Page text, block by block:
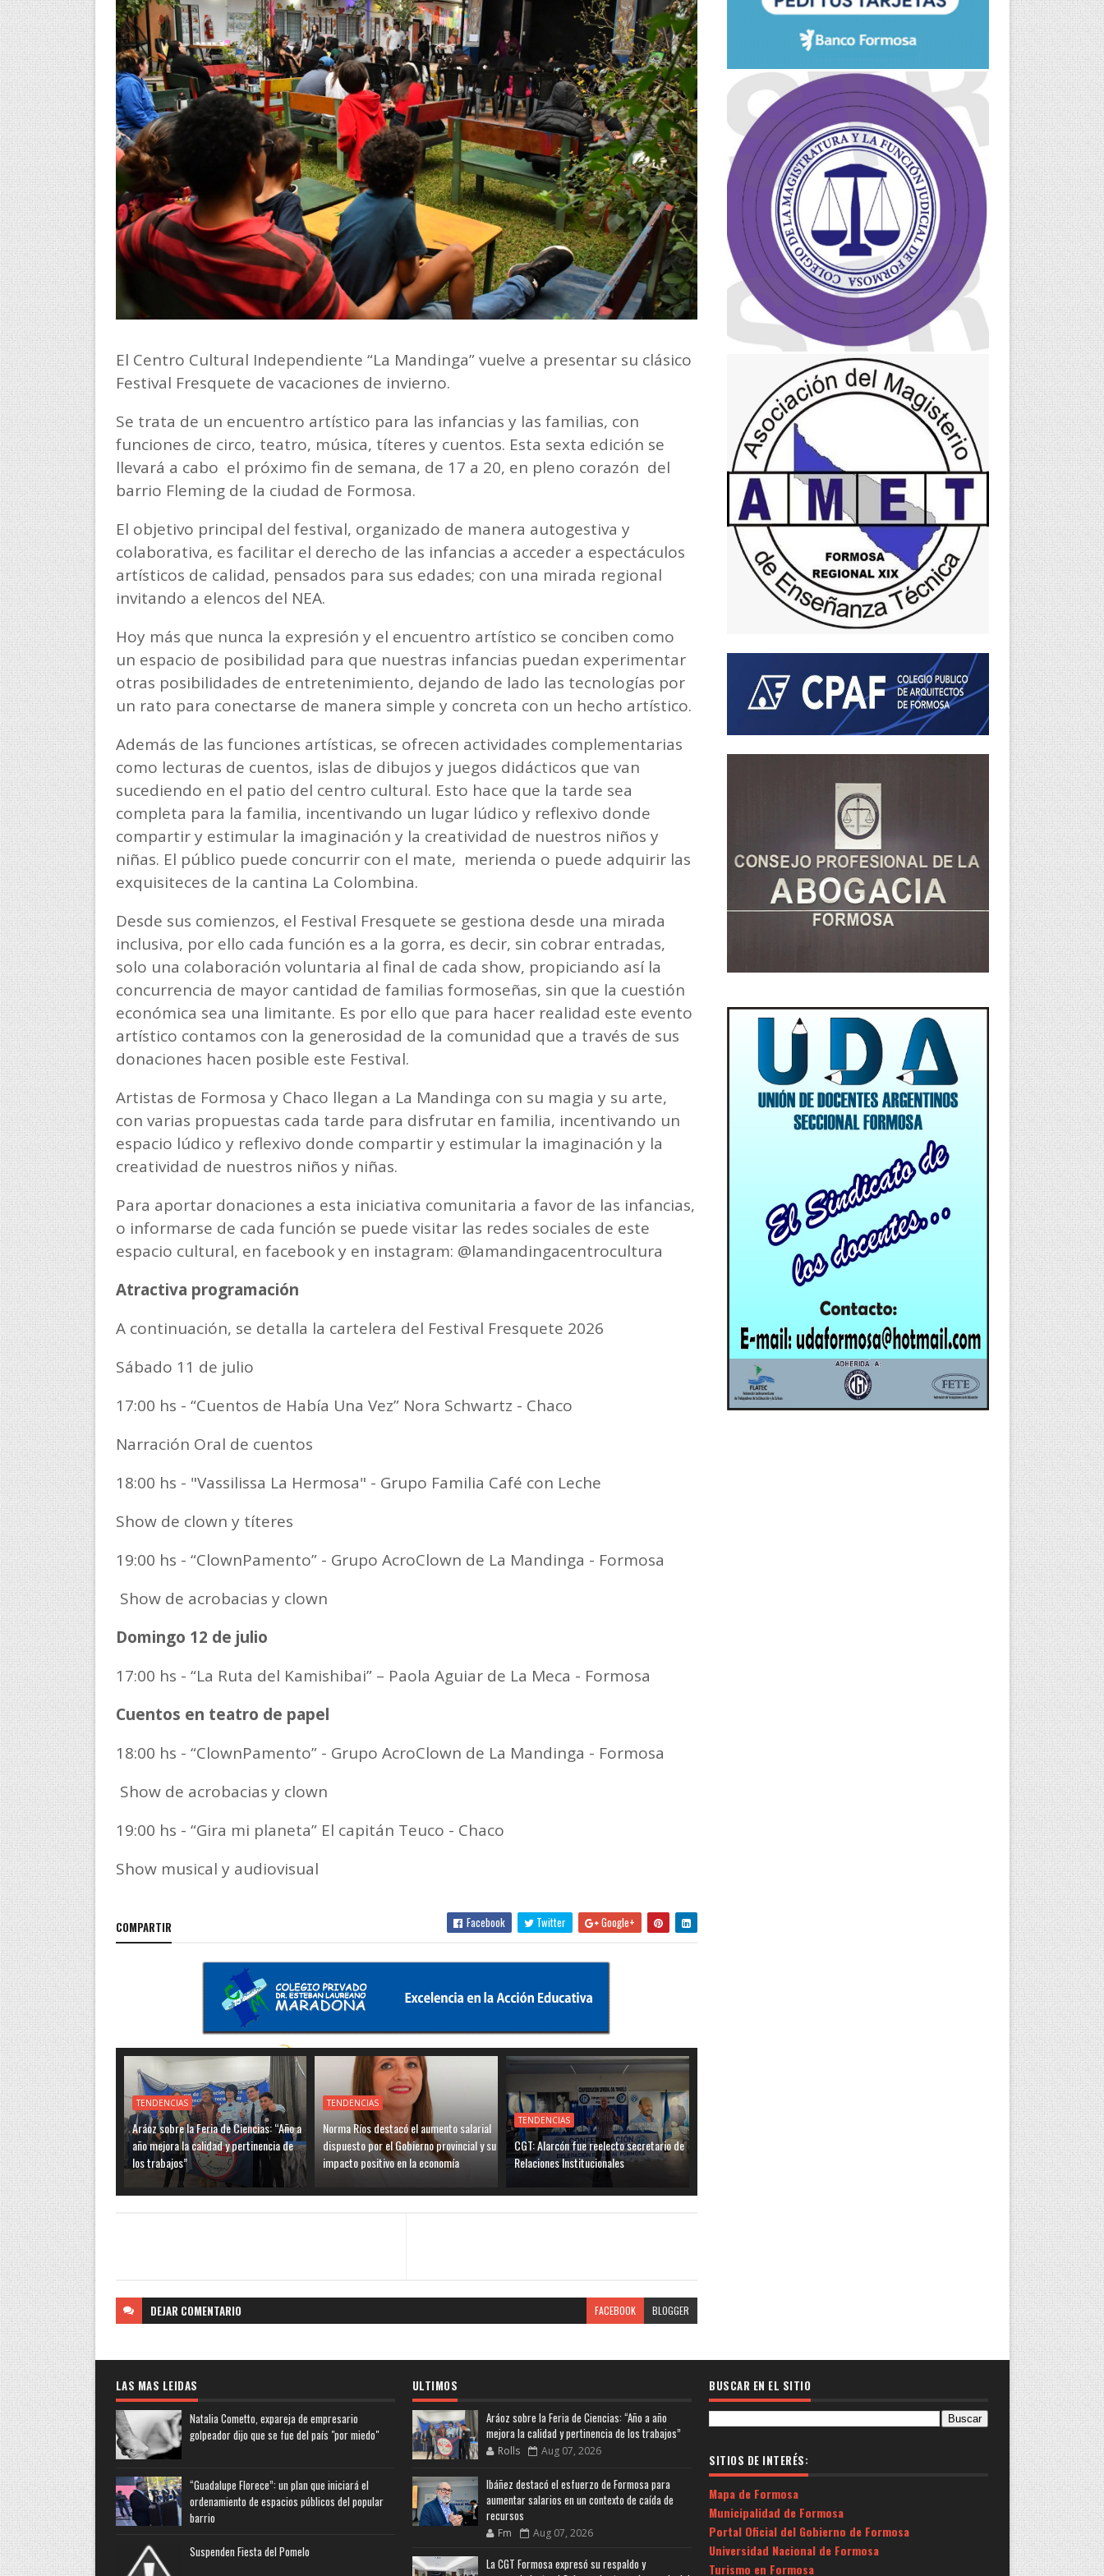
El Centro Cultural Independiente “La Mandinga” vuelve a presentar su clásico
Festival Fresquete de vacaciones de invierno.
Se trata de un encuentro artístico para las infancias y las familias, con
funciones de circo, teatro, música, títeres y cuentos. Esta sexta edición se
llevará a cabo el próximo fin de semana, de 17 a 20, en pleno corazón del
barrio Fleming de la ciudad de Formosa.
El objetivo principal del festival, organizado de manera autogestiva y
colaborativa, es facilitar el derecho de las infancias a acceder a espectáculos
artísticos de calidad, pensados para sus edades; con una mirada regional
invitando a elencos del NEA.
Hoy más que nunca la expresión y el encuentro artístico se conciben como
un espacio de posibilidad para que nuestras infancias puedan experimentar
otras posibilidades de entretenimiento, dejando de lado las tecnologías por
un rato para conectarse de manera simple y concreta con un hecho artístico.
Además de las funciones artísticas, se ofrecen actividades complementarias
como lecturas de cuentos, islas de dibujos y juegos didácticos que van
sucediendo en el patio del centro cultural. Esto hace que la tarde sea
completa para la familia, incentivando un lugar lúdico y reflexivo donde
compartir y estimular la imaginación y la creatividad de nuestros niños y
niñas. El público puede concurrir con el mate, merienda o puede adquirir las
exquisiteces de la cantina La Colombina.
Desde sus comienzos, el Festival Fresquete se gestiona desde una mirada
inclusiva, por ello cada función es a la gorra, es decir, sin cobrar entradas,
solo una colaboración voluntaria al final de cada show, propiciando así la
concurrencia de mayor cantidad de familias formoseñas, sin que la cuestión
económica sea una limitante. Es por ello que para hacer realidad este evento
artístico contamos con la generosidad de la comunidad que a través de sus
donaciones hacen posible este Festival.
Artistas de Formosa y Chaco llegan a La Mandinga con su magia y su arte,
con varias propuestas cada tarde para disfrutar en familia, incentivando un
espacio lúdico y reflexivo donde compartir y estimular la imaginación y la
creatividad de nuestros niños y niñas.
Para aportar donaciones a esta iniciativa comunitaria a favor de las infancias,
o informarse de cada función se puede visitar las redes sociales de este
espacio cultural, en facebook y en instagram: @lamandingacentrocultura
Atractiva programación
A continuación, se detalla la cartelera del Festival Fresquete 2026
Sábado 11 de julio
17:00 hs - “Cuentos de Había Una Vez” Nora Schwartz - Chaco
Narración Oral de cuentos
18:00 hs - "Vassilissa La Hermosa" - Grupo Familia Café con Leche
Show de clown y títeres
19:00 hs - “ClownPamento” - Grupo AcroClown de La Mandinga - Formosa
Show de acrobacias y clown
Domingo 12 de julio
17:00 hs - “La Ruta del Kamishibai” – Paola Aguiar de La Meca - Formosa
Cuentos en teatro de papel
18:00 hs - “ClownPamento” - Grupo AcroClown de La Mandinga - Formosa
Show de acrobacias y clown
19:00 hs - “Gira mi planeta” El capitán Teuco - Chaco
Show musical y audiovisual
COMPARTIR Facebook Twitter Google+
TENDENCIAS
Aráoz sobre la Feria de Ciencias: “Año a
año mejora la calidad y pertinencia de
los trabajos”
TENDENCIAS
Norma Ríos destacó el aumento salarial
dispuesto por el Gobierno provincial y su
impacto positivo en la economía
TENDENCIAS
CGT: Alarcón fue reelecto secretario de
Relaciones Institucionales
DEJAR COMENTARIO FACEBOOK BLOGGER
LAS MAS LEIDAS
Natalia Cometto, expareja de empresario
golpeador dijo que se fue del país "por miedo"
“Guadalupe Florece”: un plan que iniciará el
ordenamiento de espacios públicos del popular
barrio
Suspenden Fiesta del Pomelo
ULTIMOS
Aráoz sobre la Feria de Ciencias: “Año a año
mejora la calidad y pertinencia de los trabajos”
Rolls Aug 07, 2026
Ibáñez destacó el esfuerzo de Formosa para
aumentar salarios en un contexto de caída de
recursos
Fm Aug 07, 2026
La CGT Formosa expresó su respaldo y
BUSCAR EN EL SITIO
SITIOS DE INTERÉS:
Mapa de Formosa
Municipalidad de Formosa
Portal Oficial del Gobierno de Formosa
Universidad Nacional de Formosa
Turismo en Formosa